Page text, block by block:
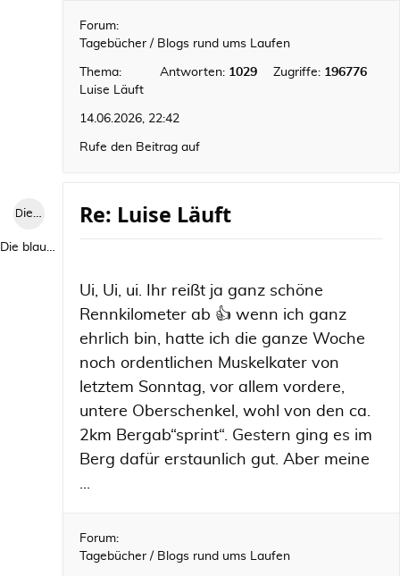
Forum:
Tagebücher / Blogs rund ums Laufen
Thema:
Luise Läuft
Antworten: 1029 Zugriffe: 196776
14.06.2026, 22:42
Rufe den Beitrag auf
Die blaue Luise
Die blaue Luise
Re: Luise Läuft
Ui, Ui, ui. Ihr reißt ja ganz schöne
Rennkilometer ab 👍 wenn ich ganz
ehrlich bin, hatte ich die ganze Woche
noch ordentlichen Muskelkater von
letztem Sonntag, vor allem vordere,
untere Oberschenkel, wohl von den ca.
2km Bergab“sprint“. Gestern ging es im
Berg dafür erstaunlich gut. Aber meine
...
Forum:
Tagebücher / Blogs rund ums Laufen